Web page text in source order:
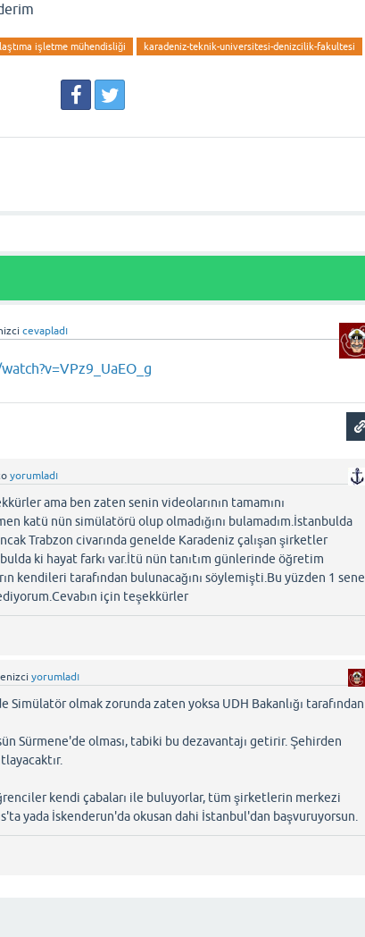
işletme mühendisliği karadeniz-teknik-universitesi-denizcilik-fakultesi
cevapladı
yorumladı
ama ben zaten senin videolarının tamamını
katü nün simülatörü olup olmadığını bulamadım.İstanbulda
Trabzon civarında genelde Karadeniz çalışan şirketler
ki hayat farkı var.İtü nün tanıtım günlerinde öğretim
kendileri tarafından bulunacağını söylemişti.Bu yüzden 1 sene
için teşekkürler
yorumladı
olmak zorunda zaten yoksa UDH Bakanlığı tarafından
Sürmene'de olması, tabiki bu dezavantajı getirir. Şehirden
kendi çabaları ile buluyorlar, tüm şirketlerin merkezi
yada İskenderun'da okusan dahi İstanbul'dan başvuruyorsun.